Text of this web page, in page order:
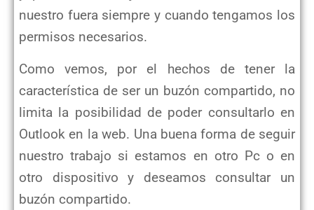
nuestro fuera siempre y cuando tengamos los
permisos necesarios.
Como vemos, por el hechos de tener la
característica de ser un buzón compartido, no
limita la posibilidad de poder consultarlo en
Outlook en la web. Una buena forma de seguir
nuestro trabajo si estamos en otro Pc o en
otro dispositivo y deseamos consultar un
buzón compartido.